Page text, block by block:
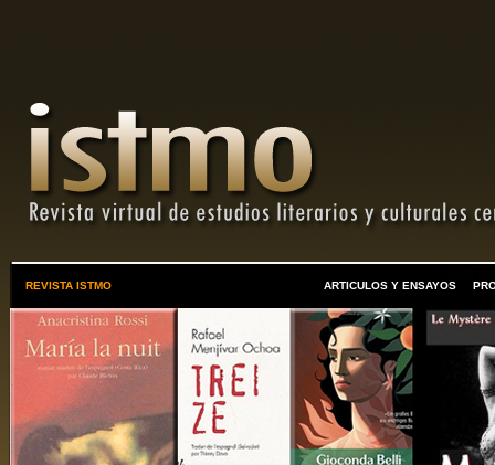
REVISTA ISTMO ARTICULOS Y ENSAYOS